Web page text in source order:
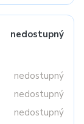
nedostupný
nedostupný
nedostupný
nedostupný